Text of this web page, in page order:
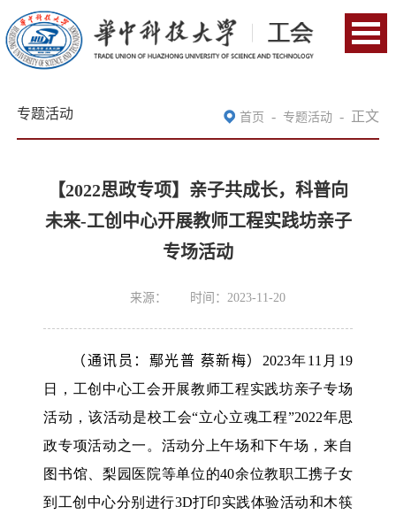
专题活动 首页 - 专题活动 - 正文
【2022思政专项】亲子共成长，科普向
未来-工创中心开展教师工程实践坊亲子
专场活动
来源： 时间：2023-11-20
（通讯员：鄢光普 蔡新梅） 2023年11月19
日，工创中心工会开展教师工程实践坊亲子专场
活动，该活动是校工会“立心立魂工程”2022年思
政专项活动之一。活动分上午场和下午场，来自
图书馆、梨园医院等单位的40余位教职工携子女
到工创中心分别进行3D打印实践体验活动和木筷